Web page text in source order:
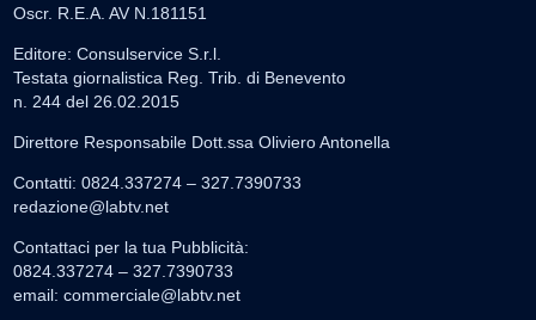
Oscr. R.E.A. AV N.181151
Editore: Consulservice S.r.l.
Testata giornalistica Reg. Trib. di Benevento
n. 244 del 26.02.2015
Direttore Responsabile Dott.ssa Oliviero Antonella
Contatti: 0824.337274 – 327.7390733
redazione@labtv.net
Contattaci per la tua Pubblicità:
0824.337274 – 327.7390733
email: commerciale@labtv.net